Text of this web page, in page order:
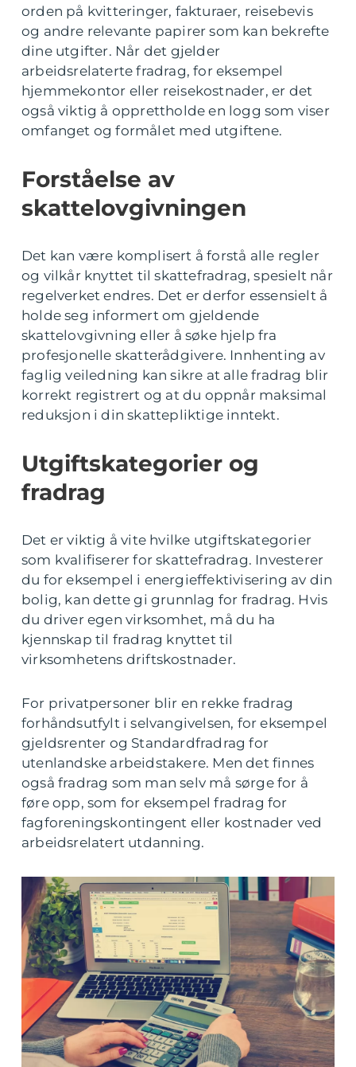
orden på kvitteringer, fakturaer, reisebevis
og andre relevante papirer som kan bekrefte
dine utgifter. Når det gjelder
arbeidsrelaterte fradrag, for eksempel
hjemmekontor eller reisekostnader, er det
også viktig å opprettholde en logg som viser
omfanget og formålet med utgiftene.
Forståelse av
skattelovgivningen
Det kan være komplisert å forstå alle regler
og vilkår knyttet til skattefradrag, spesielt når
regelverket endres. Det er derfor essensielt å
holde seg informert om gjeldende
skattelovgivning eller å søke hjelp fra
profesjonelle skatterådgivere. Innhenting av
faglig veiledning kan sikre at alle fradrag blir
korrekt registrert og at du oppnår maksimal
reduksjon i din skattepliktige inntekt.
Utgiftskategorier og
fradrag
Det er viktig å vite hvilke utgiftskategorier
som kvalifiserer for skattefradrag. Investerer
du for eksempel i energieffektivisering av din
bolig, kan dette gi grunnlag for fradrag. Hvis
du driver egen virksomhet, må du ha
kjennskap til fradrag knyttet til
virksomhetens driftskostnader.
For privatpersoner blir en rekke fradrag
forhåndsutfylt i selvangivelsen, for eksempel
gjeldsrenter og Standardfradrag for
utenlandske arbeidstakere. Men det finnes
også fradrag som man selv må sørge for å
føre opp, som for eksempel fradrag for
fagforeningskontingent eller kostnader ved
arbeidsrelatert utdanning.